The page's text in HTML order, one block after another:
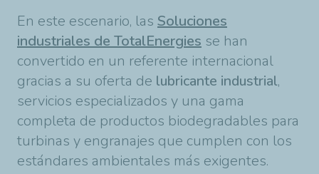
En este escenario, las Soluciones
industriales de TotalEnergies se han
convertido en un referente internacional
gracias a su oferta de lubricante industrial,
servicios especializados y una gama
completa de productos biodegradables para
turbinas y engranajes que cumplen con los
estándares ambientales más exigentes.